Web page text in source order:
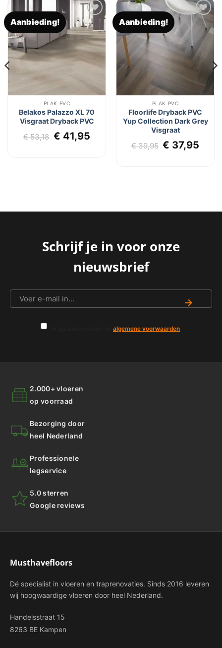
Aanbieding!
Toevoegen
aan
verlanglijst
PLAK PVC
Belakos Palazzo XL 70
Visgraat Dryback PVC
€53,18 Oorspronkelijke
prijs
€ 41,95Huidige
Aanbieding!
Toevoegen
verlanglijst
PLAK PVC
Floorlife Dryback PVC
Yup Collection Dark Grey
Visgraat
€39,95
prijs
€ 37,95
Schrijf je in voor onze
nieuwsbrief
→
algemene voorwaarden
2.000+ vloeren
op voorraad
Bezorging door
heel Nederland
Professionele
legservice
5.0 sterren
Google reviews
Musthavefloors
Dé specialist in vloeren en traprenovaties. Sinds 2016 leveren
wij hoogwaardige vloeren door heel Nederland.
Handelsstraat 15
8263 BE Kampen